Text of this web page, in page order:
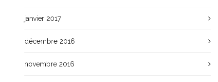
janvier 2017
décembre 2016
novembre 2016